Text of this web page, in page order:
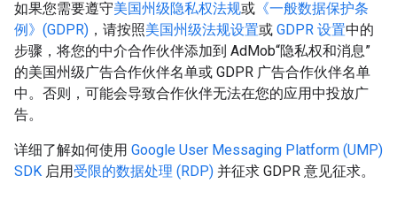
如果您需要遵守美国州级隐私权法规或 《一般数据保护条
例》(GDPR) ，请按照美国州级法规设置或 GDPR 设置中的
步骤，将您的中介合作伙伴添加到 AdMob“隐私权和消息”
的美国州级广告合作伙伴名单或 GDPR 广告合作伙伴名单
中。否则，可能会导致合作伙伴无法在您的应用中投放广
告。
详细了解如何使用 Google User Messaging Platform (UMP)
SDK 启用受限的数据处理 (RDP) 并征求 GDPR 意见征求。